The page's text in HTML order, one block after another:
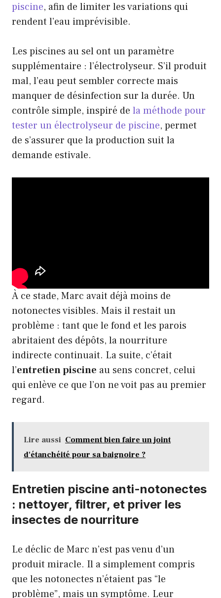
piscine, afin de limiter les variations qui
rendent l’eau imprévisible.
Les piscines au sel ont un paramètre
supplémentaire : l’électrolyseur. S’il produit
mal, l’eau peut sembler correcte mais
manquer de désinfection sur la durée. Un
contrôle simple, inspiré de la méthode pour
tester un électrolyseur de piscine, permet
de s’assurer que la production suit la
demande estivale.
À ce stade, Marc avait déjà moins de
notonectes visibles. Mais il restait un
problème : tant que le fond et les parois
abritaient des dépôts, la nourriture
indirecte continuait. La suite, c’était
l’entretien piscine au sens concret, celui
qui enlève ce que l’on ne voit pas au premier
regard.
Lire aussi Comment bien faire un joint
d'étanchéité pour sa baignoire ?
Entretien piscine anti-notonectes
: nettoyer, filtrer, et priver les
insectes de nourriture
Le déclic de Marc n’est pas venu d’un
produit miracle. Il a simplement compris
que les notonectes n’étaient pas “le
problème”, mais un symptôme. Leur